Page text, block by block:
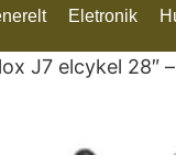
Eletronik
J7 elcykel 28″